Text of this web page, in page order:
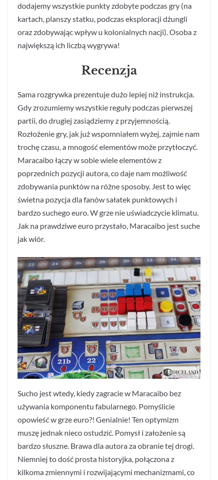
dodajemy wszystkie punkty zdobyte podczas gry (na
kartach, planszy statku, podczas eksploracji dżungli
oraz zdobywając wpływ u kolonialnych nacji). Osoba z
największą ich liczbą wygrywa!
Recenzja
Sama rozgrywka prezentuje dużo lepiej niż instrukcja.
Gdy zrozumiemy wszystkie reguły podczas pierwszej
partii, do drugiej zasiądziemy z przyjemnością.
Rozłożenie gry, jak już wspomniałem wyżej, zajmie nam
trochę czasu, a mnogość elementów może przytłoczyć.
Maracaibo łączy w sobie wiele elementów z
poprzednich pozycji autora, co daje nam możliwość
zdobywania punktów na różne sposoby. Jest to więc
świetna pozycja dla fanów sałatek punktowych i
bardzo suchego euro. W grze nie uświadczycie klimatu.
Jak na prawdziwe euro przystało, Maracaibo jest suche
jak wiór.
Sucho jest wtedy, kiedy zagracie w Maracaibo bez
używania komponentu fabularnego. Pomyślicie
opowieść w grze euro?! Genialnie! Ten optymizm
muszę jednak nieco ostudzić. Pomysł i założenie są
bardzo słuszne. Brawa dla autora za obranie tej drogi.
Niemniej to dość prosta historyjka, połączona z
kilkoma zmiennymi i rozwijającymi mechanizmami, co